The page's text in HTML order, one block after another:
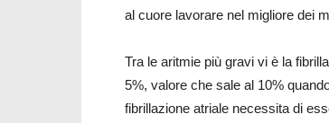
al cuore lavorare nel migliore dei
Tra le aritmie più gravi vi è la
5%, valore che sale al 10%
fibrillazione atriale necessita di